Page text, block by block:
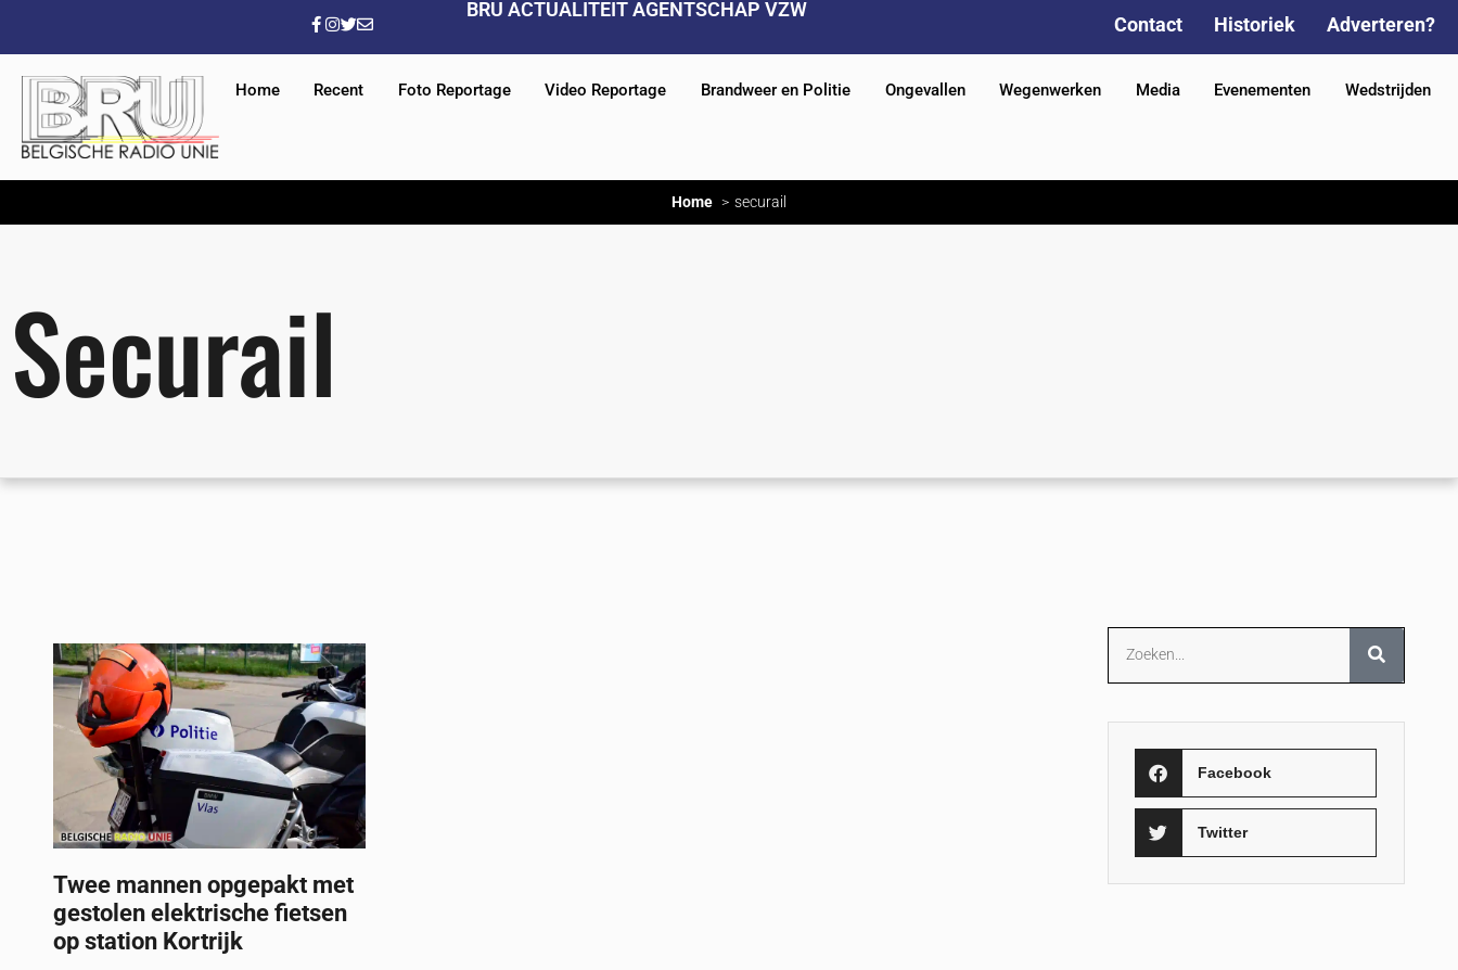
BRU ACTUALITEIT AGENTSCHAP VZW
Contact Historiek Adverteren?
Home Recent Foto Reportage Video Reportage Brandweer en Politie Ongevallen Wegenwerken Media Evenementen Wedstrijden
Home securail
Securail
Twee mannen opgepakt met
gestolen elektrische fietsen
op station Kortrijk
Facebook
Twitter